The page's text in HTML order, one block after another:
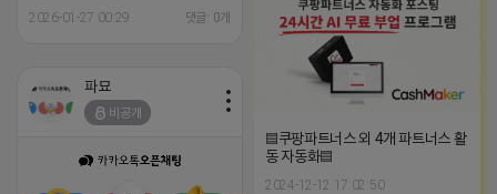
2026-01-27 00:29 댓글: 0개
▤쿠팡파트너스 외 4개 파트너스 활
동 자동화▤
2024-12-12 17:02:50
파묘
비공개